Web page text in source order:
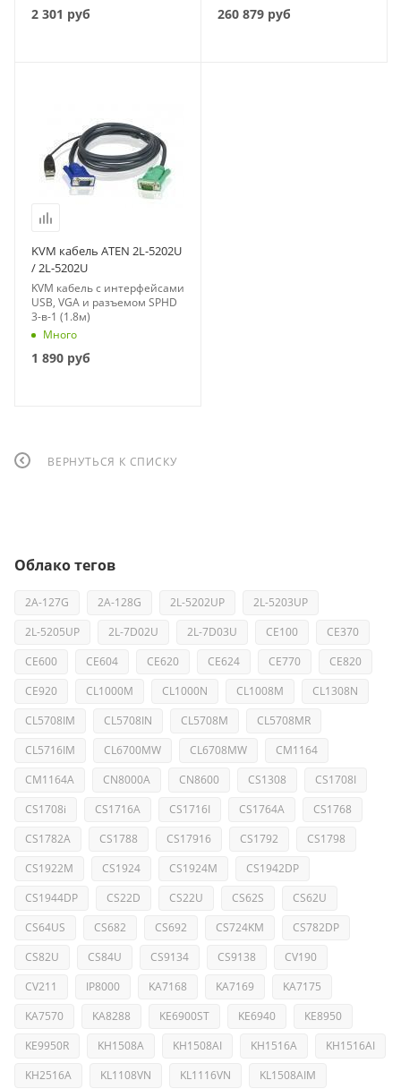
2 301 руб
подключения и поддержкой
260 879 руб
KVM кабель ATEN 2L-5202U
/ 2L-5202U
KVM кабель с интерфейсами
USB, VGA и разъемом SPHD
3-в-1 (1.8м)
Много
1 890 руб
ВЕРНУТЬСЯ К СПИСКУ
Облако тегов
2A-127G 2A-128G 2L-5202UP
2L-5203UP
2L-5205UP
2L-7D02U 2L-7D03U CE100
CE370
CE600
CE604 CE620 CE624 CE770
CE820
CE920
CL1000M CL1000N CL1008M
CL1308N
CL5708IM
CL5708IN CL5708M
CL5708MR
CL5716IM
CL6700MW CL6708MW
CM1164
CM1164A
CN8000A CN8600 CS1308
CS1708I
CS1708i
CS1716A CS1716I CS1764A
CS1768
CS1782A
CS1788 CS17916 CS1792
CS1798
CS1922M
CS1924 CS1924M
CS1942DP
CS1944DP
CS22D CS22U CS62S
CS62U
CS64US
CS682 CS692 CS724KM
CS782DP
CS82U
CS84U CS9134 CS9138
CV190
CV211
IP8000 KA7168 KA7169
KA7175
KA7570
KA8288 KE6900ST KE6940
KE8950
KE9950R
KH1508A KH1508AI KH1516A
KH1516AI
KH2516A
KL1108VN KL1116VN
KL1508AIM